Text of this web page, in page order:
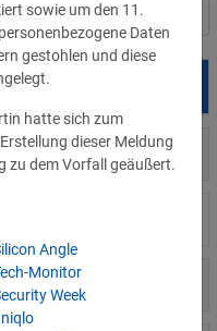
Group-MA
sowie um den 11.
Daten
gestohlen und diese
hatte sich zum
dieser Meldung
zu dem Vorfall geäußert.
Angle
Monitor
Week